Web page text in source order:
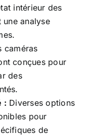
intérieur des
une analyse
caméras
conçues pour
des
: Diverses options
pour
de